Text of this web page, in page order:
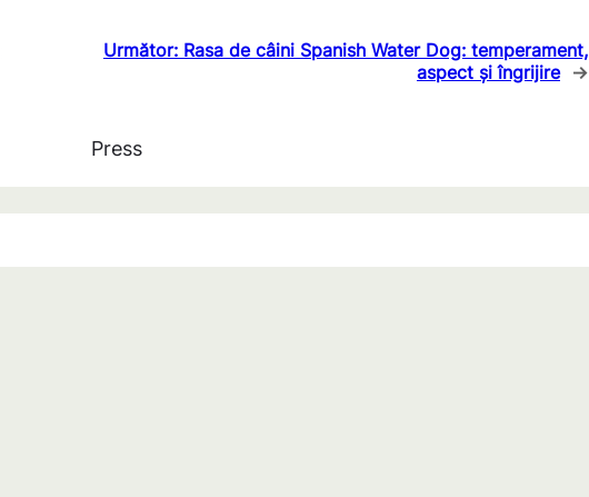
Următor: Rasa de câini Spanish Water Dog: temperament,
aspect și îngrijire →
Press